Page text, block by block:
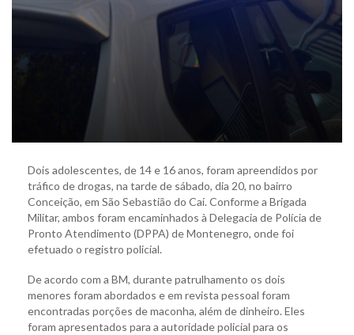
Dois adolescentes, de 14 e 16 anos, foram apreendidos por
tráfico de drogas, na tarde de sábado, dia 20, no bairro
Conceição, em São Sebastião do Caí. Conforme a Brigada
Militar, ambos foram encaminhados à Delegacia de Polícia de
Pronto Atendimento (DPPA) de Montenegro, onde foi
efetuado o registro policial.
De acordo com a BM, durante patrulhamento os dois
menores foram abordados e em revista pessoal foram
encontradas porções de maconha, além de dinheiro. Eles
foram apresentados para a autoridade policial para os